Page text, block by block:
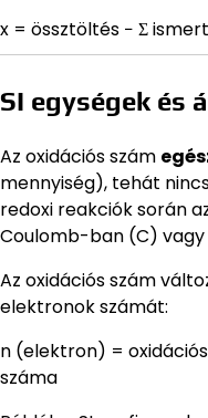
x = össztöltés − Σ
SI egységek és
Az oxidációs szám
mennyiség), tehát
redoxi reakciók során
Coulomb-ban (C) vagy
Az oxidációs szám
elektronok számát:
n (elektron) =
száma